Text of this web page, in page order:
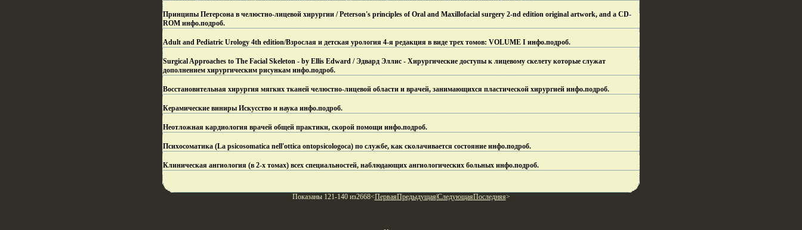
Принципы Петерсона в челюстно-лицевой хирургии / Peterson's principles of Oral and Maxillofacial surgery 2-nd edition original artwork, and a CD-
ROM инфо.подроб.
Adult and Pediatric Urology 4th edition/Взрослая и детская урология 4-я редакция в виде трех томов: VOLUME I инфо.подроб.
Surgical Approaches to The Facial Skeleton - by Ellis Edward / Эдвард Эллис - Хирургические доступы к лицевому скелету которые служат
дополнением хирургическим рисункам инфо.подроб.
Восстановительная хирургия мягких тканей челюстно-лицевой области и врачей, занимающихся пластической хирургией инфо.подроб.
Керамические виниры Искусство и наука инфо.подроб.
Неотложная кардиология врачей общей практики, скорой помощи инфо.подроб.
Психосоматика (La psicosomatica nell'ottica ontopsicologoca) по службе, как сколачивается состояние инфо.подроб.
Клиническая ангиология (в 2-х томах) всех специальностей, наблюдающих ангиологических больных инфо.подроб.
Показаны 121-140 из2668<ПерваяПредыдущая СледующаяПоследняя>